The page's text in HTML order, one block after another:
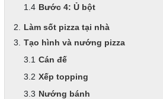
Bước 4: Ủ bột
Làm sốt pizza tại nhà
Tạo hình và nướng pizza
Cán đế
Xếp topping
Nướng bánh